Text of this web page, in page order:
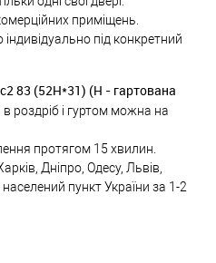
приміщень.
під конкретний
83 (52H*31) (H - гартована
в роздріб і гуртом можна на
протягом 15 хвилин.
Дніпро, Одесу, Львів,
пункт України за 1-2